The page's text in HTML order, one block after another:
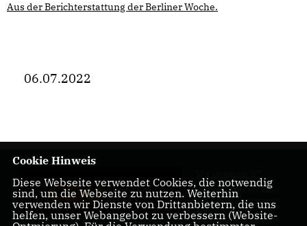
Aus der Berichterstattung der Berliner Woche.
06.07.2022
Abgeordneten aus
allen Bezirken
Berlins sind wir die
Cookie Hinweis
Diese Webseite verwendet Cookies, die notwendig
sind, um die Webseite zu nutzen. Weiterhin
verwenden wir Dienste von Drittanbietern, die uns
helfen, unser Webangebot zu verbessern (Website-